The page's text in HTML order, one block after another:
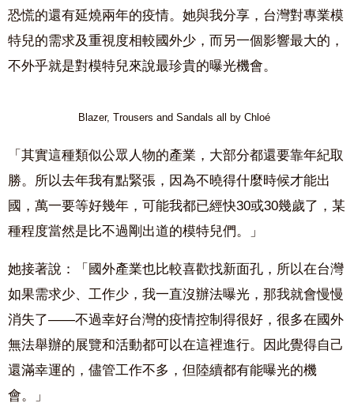
恐慌的還有延燒兩年的疫情。她與我分享，台灣對專業模
特兒的需求及重視度相較國外少，而另一個影響最大的，
不外乎就是對模特兒來說最珍貴的曝光機會。
Blazer, Trousers and Sandals all by Chloé
「其實這種類似公眾人物的產業，大部分都還要靠年紀取
勝。所以去年我有點緊張，因為不曉得什麼時候才能出
國，萬一要等好幾年，可能我都已經快30或30幾歲了，某
種程度當然是比不過剛出道的模特兒們。」
她接著說：「國外產業也比較喜歡找新面孔，所以在台灣
如果需求少、工作少，我一直沒辦法曝光，那我就會慢慢
消失了——不過幸好台灣的疫情控制得很好，很多在國外
無法舉辦的展覽和活動都可以在這裡進行。因此覺得自己
還滿幸運的，儘管工作不多，但陸續都有能曝光的機
會。」